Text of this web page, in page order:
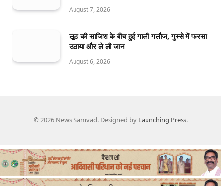
August 7, 2026
लूट की साजिश के बीच हुई गाली-गलौज, गुस्से में फरसा
उठाया और ले ली जान
August 6, 2026
© 2026 News Samvad. Designed by Launching Press.